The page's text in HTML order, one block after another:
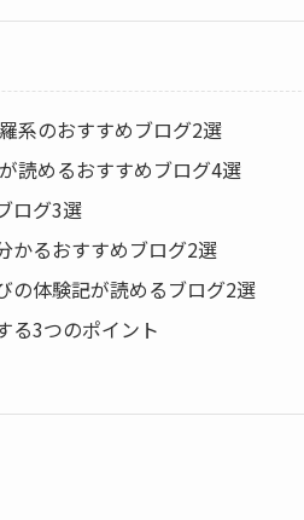
系のおすすめブログ2選
読めるおすすめブログ4選
ログ3選
かるおすすめブログ2選
の体験記が読めるブログ2選
る3つのポイント